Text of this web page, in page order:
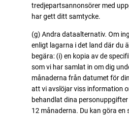
tredjepartsannonsörer med
har gett ditt samtycke.
(g) Andra dataalternativ. Om
enligt lagarna i det land där du
begära: (i) en kopia av de
som vi har samlat in om dig
månaderna från datumet för
att vi avslöjar viss information
behandlat dina
12 månaderna. Du kan göra en